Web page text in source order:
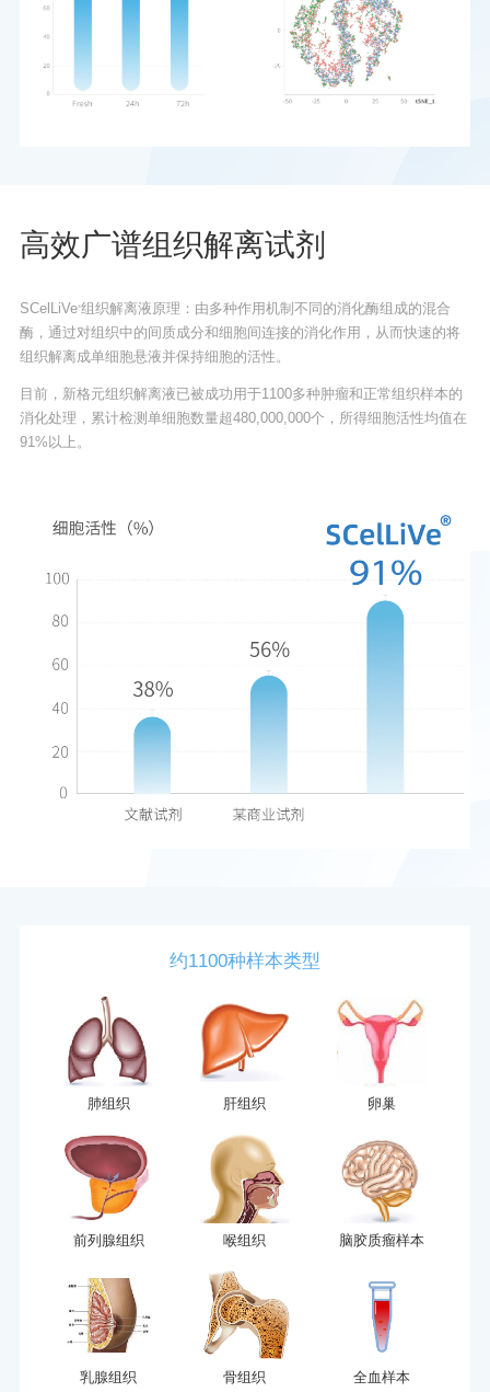
高效广谱组织解离试剂
SCelLiVe 组织解离液原理：由多种作用机制不同的消化酶组成的混合
酶，通过对组织中的间质成分和细胞间连接的消化作用，从而快速的将
组织解离成单细胞悬液并保持细胞的活性。
目前，新格元组织解离液已被成功用于1100多种肿瘤和正常组织样本的
消化处理，累计检测单细胞数量超480,000,000个，所得细胞活性均值在
91%以上。
约1100种样本类型
肺组织 肝组织 卵巢
前列腺组织 喉组织 脑胶质瘤样本
乳腺组织 骨组织 全血样本